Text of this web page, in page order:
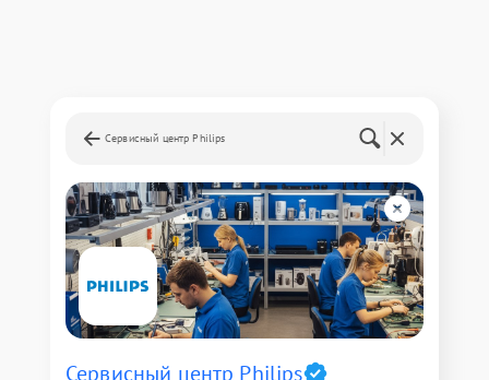
Сервисный центр Philips
Сервисный центр Philips